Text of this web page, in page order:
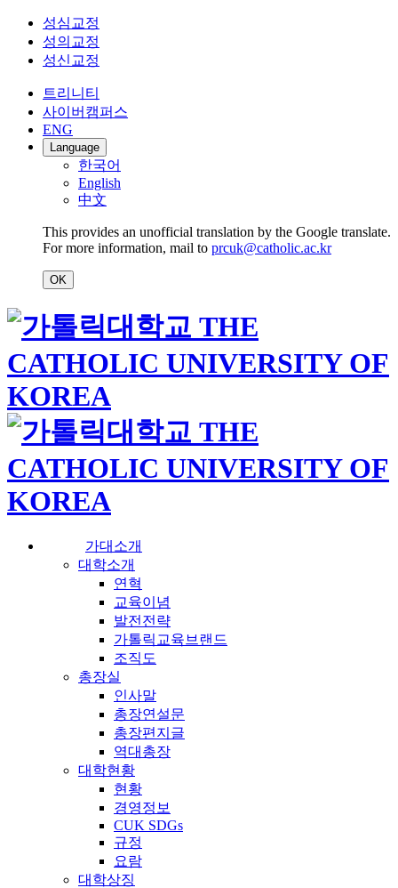
성심교정
성의교정
성신교정
트리니티
사이버캠퍼스
ENG
Language
한국어
English
中文
This provides an unofficial translation by the Google translate.
For more information, mail to prcuk@catholic.ac.kr
OK
가대소개
대학소개
연혁
교육이념
발전전략
가톨릭교육브랜드
조직도
총장실
인사말
총장연설문
총장편지글
역대총장
대학현황
현황
경영정보
CUK SDGs
규정
요람
대학상징